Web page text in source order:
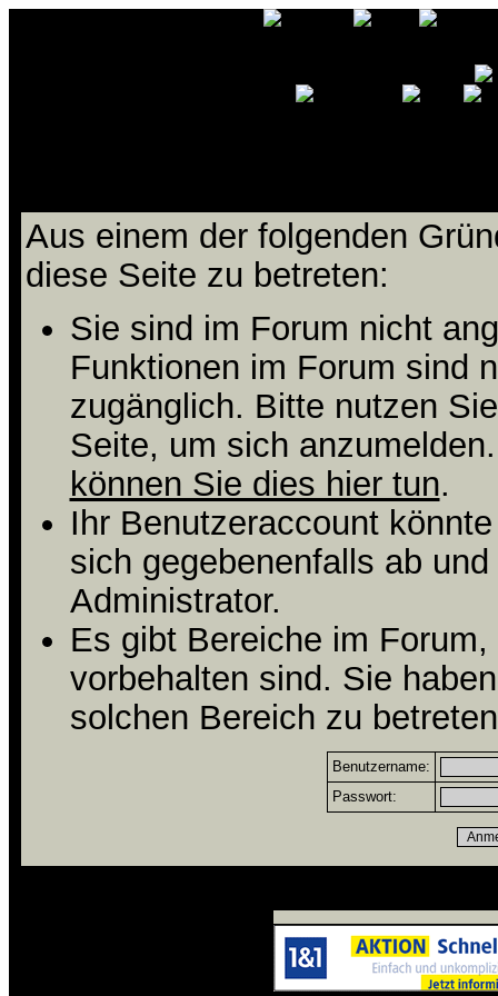
Aus einem der folgenden
diese Seite zu betreten:
Sie sind im Forum nicht
Funktionen im Forum sind
zugänglich. Bitte nutzen
Seite, um sich
können Sie dies hier tun.
Ihr Benutzeraccount
sich gegebenenfalls ab
Administrator.
Es gibt Bereiche im
vorbehalten sind. Sie
solchen Bereich zu
Benutzername:
Passwort: